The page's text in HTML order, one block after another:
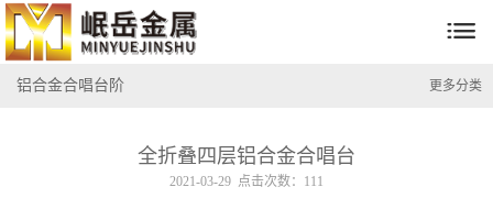

更多分类
铝合金合唱台阶
全折叠四层铝合金合唱台
2021-03-29 点击次数：111